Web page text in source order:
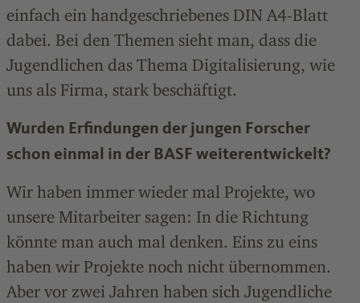
einfach ein handgeschriebenes DIN A4-Blatt
dabei. Bei den Themen sieht man, dass die
Jugendlichen das Thema Digitalisierung, wie
uns als Firma, stark beschäftigt.
Wurden Erfindungen der jungen Forscher
schon einmal in der BASF weiterentwickelt?
Wir haben immer wieder mal Projekte, wo
unsere Mitarbeiter sagen: In die Richtung
könnte man auch mal denken. Eins zu eins
haben wir Projekte noch nicht übernommen.
Aber vor zwei Jahren haben sich Jugendliche